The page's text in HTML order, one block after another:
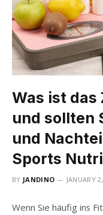
Was ist das
und sollten
und
Sports
BY JANDINO JANUARY
Wenn Sie häufig ins